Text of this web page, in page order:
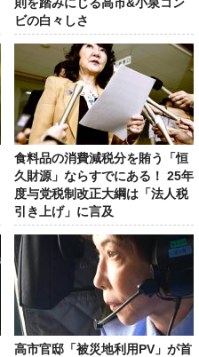
則を踏みにじる高市&小泉コン
ビの白々しさ
食料品の消費減税分を賄う「恒
久財源」ならすでにある！ 25年
度与党税制改正大綱は「法人税
引き上げ」に言及
高市官邸「被災地利用PV」が首